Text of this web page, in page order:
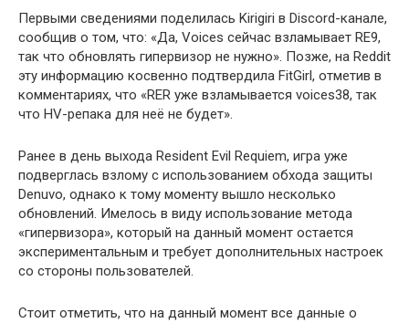
Первыми сведениями поделилась Kirigiri в Discord-канале,
сообщив о том, что: «Да, Voices сейчас взламывает RE9,
так что обновлять гипервизор не нужно». Позже, на Reddit
эту информацию косвенно подтвердила FitGirl, отметив в
комментариях, что «RER уже взламывается voices38, так
что HV-репака для неё не будет».
Ранее в день выхода Resident Evil Requiem, игра уже
подверглась взлому с использованием обхода защиты
Denuvo, однако к тому моменту вышло несколько
обновлений. Имелось в виду использование метода
«гипервизора», который на данный момент остается
экспериментальным и требует дополнительных настроек
со стороны пользователей.
Стоит отметить, что на данный момент все данные о